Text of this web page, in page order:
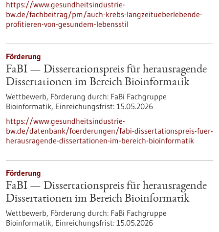
https://www.gesundheitsindustrie-
bw.de/fachbeitrag/pm/auch-krebs-langzeitueberlebende-
profitieren-von-gesundem-lebensstil
Förderung
FaBI — Dissertationspreis für herausragende
Dissertationen im Bereich Bioinformatik
Wettbewerb, Förderung durch: FaBi Fachgruppe
Bioinformatik, Einreichungsfrist: 15.05.2026
https://www.gesundheitsindustrie-
bw.de/datenbank/foerderungen/fabi-dissertationspreis-fuer-
herausragende-dissertationen-im-bereich-bioinformatik
Förderung
FaBI — Dissertationspreis für herausragende
Dissertationen im Bereich Bioinformatik
Wettbewerb, Förderung durch: FaBi Fachgruppe
Bioinformatik, Einreichungsfrist: 15.05.2026